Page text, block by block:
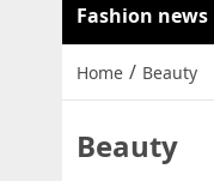
Fashion news
Home / Beauty
Beauty